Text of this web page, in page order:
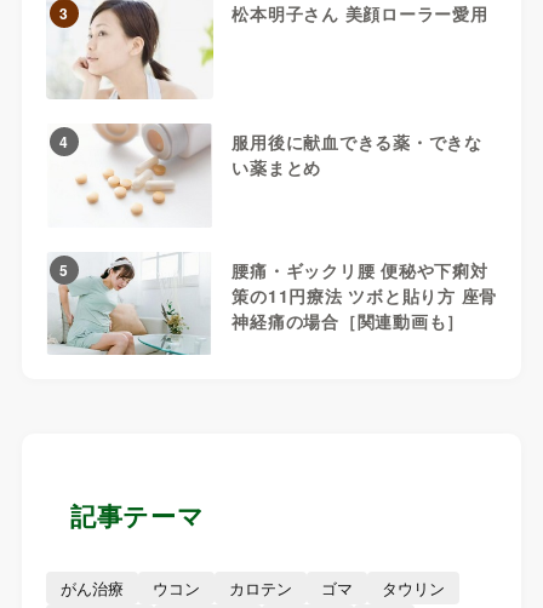
3 松本明子さん 美顔ローラー愛用
4
服用後に献血できる薬・できな
い薬まとめ
5
腰痛・ギックリ腰 便秘や下痢対
策の11円療法 ツボと貼り方 座骨
神経痛の場合［関連動画も］
記事テーマ
がん治療 ウコン カロテン ゴマ
タウリン